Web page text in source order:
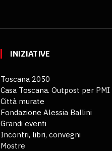
INIZIATIVE
Toscana 2050
Casa Toscana. Outpost per PMI
Città murate
Fondazione Alessia Ballini
Grandi eventi
Incontri, libri, convegni
Mostre